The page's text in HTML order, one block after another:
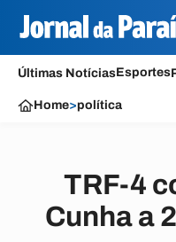
Últimas NotíciasEsportes
Home>política
TRF-4
Cunha a